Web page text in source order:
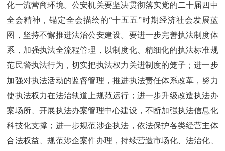
化一流营商环境。公安机关要坚决贯彻落实党的二十届四中
全会精神，锚定全会描绘的“十五五”时期经济社会发展蓝
图，坚持不懈推进法治公安建设。要进一步完善执法制度体
系，加强执法全流程管理，以制度化、精细化的执法标准规
范民警执法行为，切实把执法权力关进制度的笼子；进一步
加强对执法活动的监督管理，推进执法责任体系改革，努力
使执法权力在法治轨道上规范运行；进一步升级改造执法办
案场所、开展执法办案管理中心建设，不断加强执法信息化
科技化支撑；进一步规范涉企执法，依法保护各类经营主体
合法权益、规范涉企案件办理，持续营造市场化、法治化、